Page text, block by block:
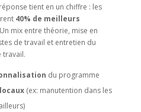
tient en un chiffre : les
40% de meilleurs
mix entre théorie, mise en
de travail et entretien du
travail.
du programme
(ex: manutention dans les